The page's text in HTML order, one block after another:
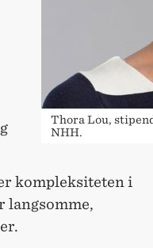
Thora Lou,
NHH.
kompleksiteten i
langsomme,